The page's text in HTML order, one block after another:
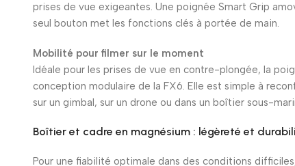
prises de vue exigeantes. Une poignée Smart Grip
seul bouton met les fonctions clés à portée de main.
Mobilité pour filmer sur le moment
Idéale pour les prises de vue en contre-plongée, la
conception modulaire de la FX6. Elle est simple à
sur un gimbal, sur un drone ou dans un boîtier sous-
Boîtier et cadre en magnésium : légèreté et
Pour une fiabilité optimale dans des conditions